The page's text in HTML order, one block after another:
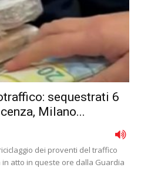
sequestrati 6
Milano...
dei proventi del traffico
atto in queste ore dalla Guardia